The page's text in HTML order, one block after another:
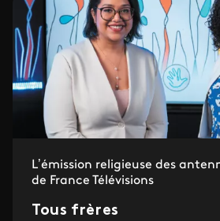
L’émission religieuse des
de France Télévisions
Tous frères